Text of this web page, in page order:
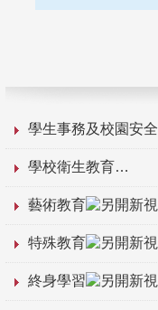
學生事務及校園安全
學校衛生教育
藝術教育
特殊教育
終身學習